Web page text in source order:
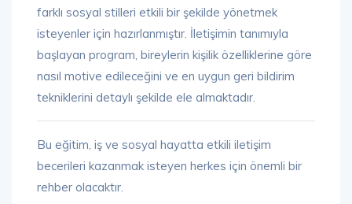
farklı sosyal stilleri etkili bir şekilde yönetmek
isteyenler için hazırlanmıştır. İletişimin tanımıyla
başlayan program, bireylerin kişilik özelliklerine göre
nasıl motive edileceğini ve en uygun geri bildirim
tekniklerini detaylı şekilde ele almaktadır.
Bu eğitim, iş ve sosyal hayatta etkili iletişim
becerileri kazanmak isteyen herkes için önemli bir
rehber olacaktır.